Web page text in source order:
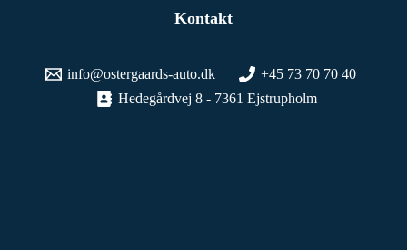
Kontakt
info@ostergaards-auto.dk
+45 73 70 70 40
Hedegårdvej 8 - 7361 Ejstrupholm